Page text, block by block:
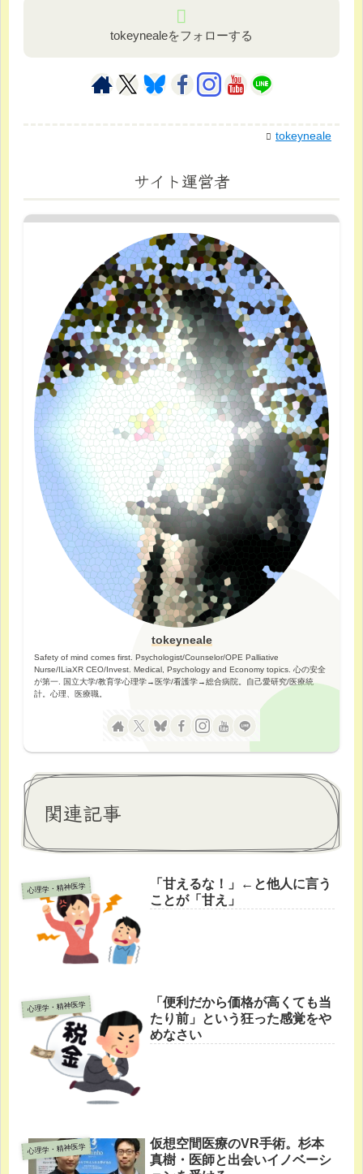
tokeynealeをフォローする
tokeyneale
サイト運営者
tokeyneale
Safety of mind comes first. Psychologist/Counselor/OPE Palliative
Nurse/ILiaXR CEO/Invest. Medical, Psychology and Economy topics. 心の安全
が第一. 国立大学/教育学心理学→医学/看護学→総合病院。自己愛研究/医療統
計。心理、医療職。
関連記事
心理学・精神医学
「甘えるな！」←と他人に言う
ことが「甘え」
心理学・精神医学
「便利だから価格が高くても当
たり前」という狂った感覚をや
めなさい
心理学・精神医学
仮想空間医療のVR手術。杉本
真樹・医師と出会いイノベーシ